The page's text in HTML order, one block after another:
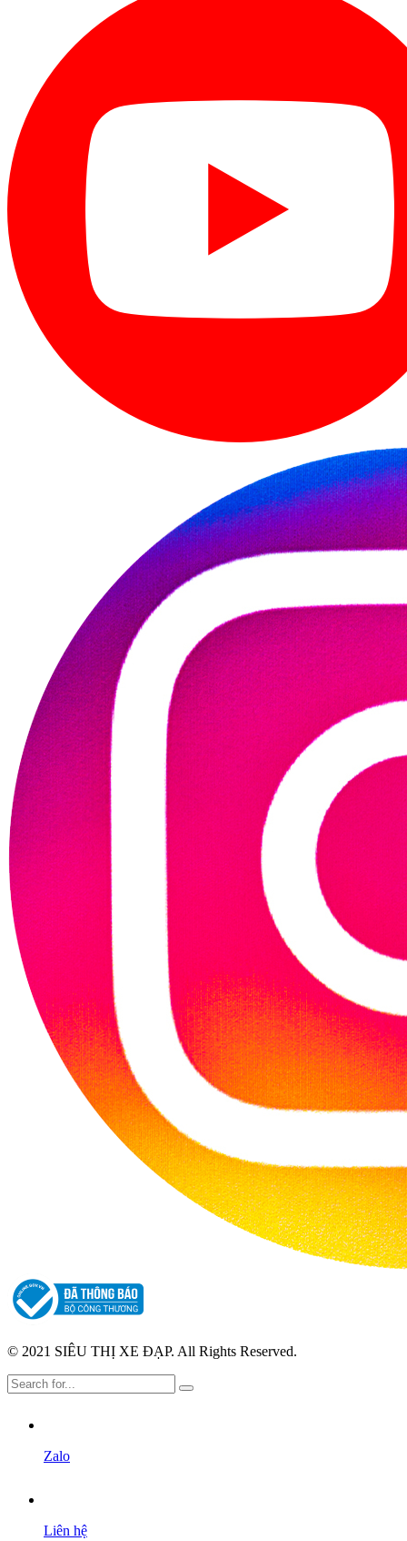
© 2021 SIÊU THỊ XE ĐẠP. All Rights Reserved.
Zalo
Liên hệ